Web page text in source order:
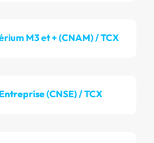
M3 et + (CNAM) / TCX
(CNSE) / TCX